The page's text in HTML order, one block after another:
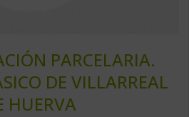
PARCELARIA.
DE VILLARREAL
HUERVA